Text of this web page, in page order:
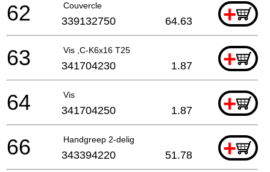
Couvercle +
62 339132750 64.63
Vis ,C-K6x16 T25 +
63 341704230 1.87
Vis +
64 341704250 1.87
Handgreep 2-delig +
66 343394220 51.78